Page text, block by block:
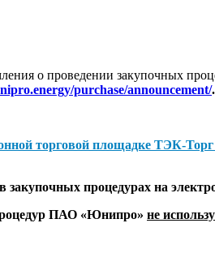
о проведении закупочных
purchase/announcement/.
торговой площадке ТЭК-Торг
процедурах на
ПАО «Юнипро» не